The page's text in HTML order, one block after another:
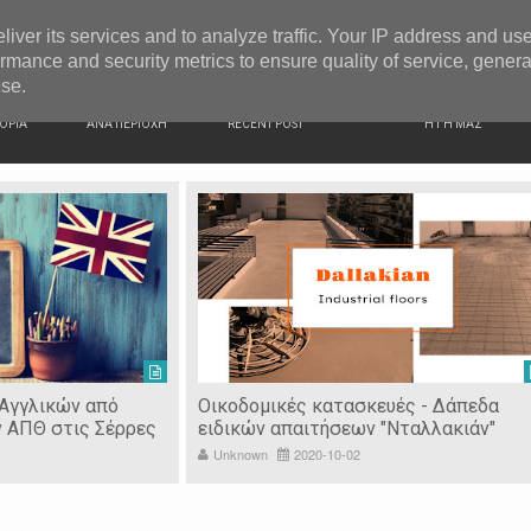
ΑΝΑ ΠΕΡΙΟΧΗ RECENT POST Η ΓΗ ΜΑΣ
από
ΑΠΘ στις Σέρρες
Οικοδομικές κατασκευές - Δάπεδα
ειδικών απαιτήσεων "Νταλλακιάν"
Unknown 2020-10-02
its services and to analyze traffic. Your IP address and
and security metrics to ensure quality of service,